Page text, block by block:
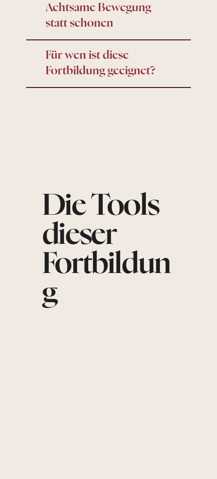
Achtsame Bewegung
statt schonen
Für wen ist diese
Fortbildung geeignet?
Die Tools
dieser
Fortbildun
g